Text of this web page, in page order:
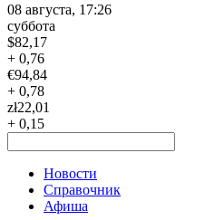
08 августа, 17:26
суббота
$82,17
+ 0,76
€94,84
+ 0,78
zł22,01
+ 0,15
Новости
Справочник
Афиша